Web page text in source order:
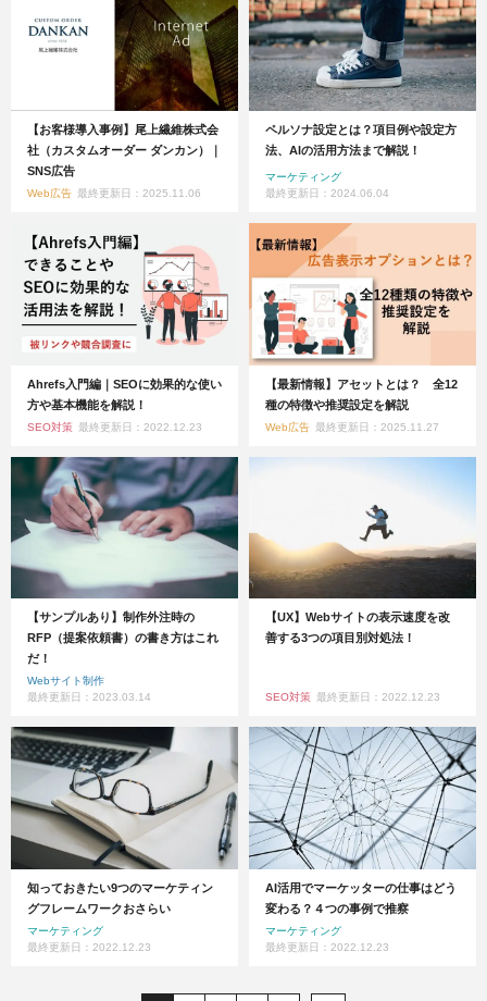
【お客様導入事例】尾上繊維株式会
社（カスタムオーダー ダンカン）｜
SNS広告
Web広告 最終更新日：2025.11.06
ペルソナ設定とは？項目例や設定方
法、AIの活用方法まで解説！
マーケティング
最終更新日：2024.06.04
Ahrefs入門編｜SEOに効果的な使い
方や基本機能を解説！
SEO対策 最終更新日：2022.12.23
【最新情報】アセットとは？ 全12
種の特徴や推奨設定を解説
Web広告 最終更新日：2025.11.27
【サンプルあり】制作外注時の
RFP（提案依頼書）の書き方はこれ
だ！
Webサイト制作
最終更新日：2023.03.14
【UX】Webサイトの表示速度を改
善する3つの項目別対処法！
SEO対策 最終更新日：2022.12.23
知っておきたい9つのマーケティン
グフレームワークおさらい
マーケティング
最終更新日：2022.12.23
AI活用でマーケッターの仕事はどう
変わる？４つの事例で推察
マーケティング
最終更新日：2022.12.23